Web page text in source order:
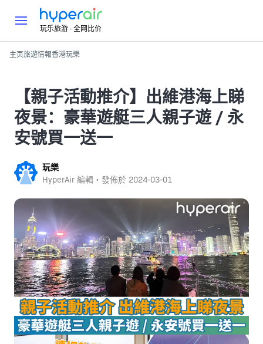
玩乐旅游 · 全网比价
主页旅遊情報香港玩樂
【親子活動推介】出維港海上睇
夜景：豪華遊艇三人親子遊 / 永
安號買一送一
玩樂
HyperAir 編輯・發佈於 2024-03-01